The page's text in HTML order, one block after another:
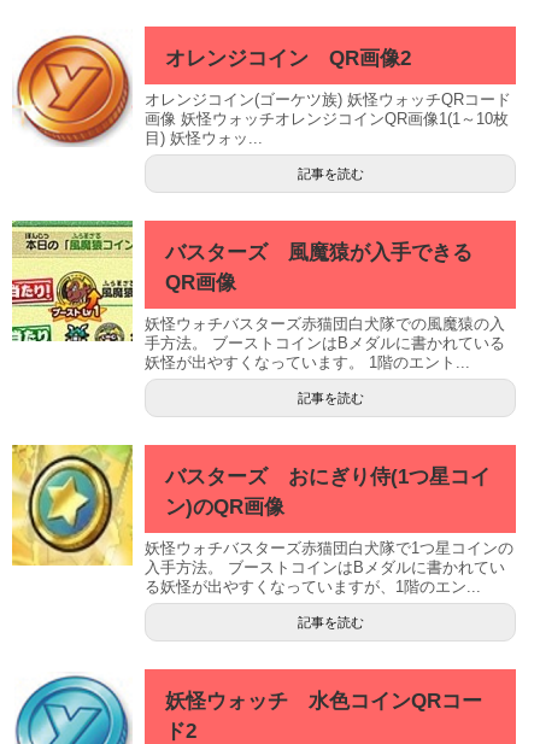
オレンジコイン QR画像2
オレンジコイン(ゴーケツ族) 妖怪ウォッチQRコード
画像 妖怪ウォッチオレンジコインQR画像1(1～10枚
目) 妖怪ウォッ...
記事を読む
バスターズ 風魔猿が入手できる
QR画像
妖怪ウォチバスターズ赤猫団白犬隊での風魔猿の入
手方法。 ブーストコインはBメダルに書かれている
妖怪が出やすくなっています。 1階のエント...
記事を読む
バスターズ おにぎり侍(1つ星コイ
ン)のQR画像
妖怪ウォチバスターズ赤猫団白犬隊で1つ星コインの
入手方法。 ブーストコインはBメダルに書かれてい
る妖怪が出やすくなっていますが、1階のエン...
記事を読む
妖怪ウォッチ 水色コインQRコー
ド2